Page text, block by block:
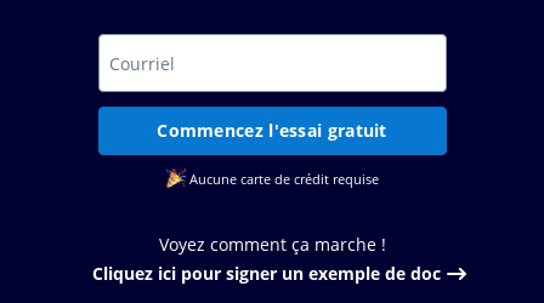
Commencez l'essai gratuit
Aucune carte de crédit requise
Voyez comment ça marche !
Cliquez ici pour signer un exemple de doc